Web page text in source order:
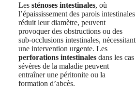
Les sténoses intestinales, où
l’épaississement des parois intestinales
réduit leur diamètre, peuvent
provoquer des obstructions ou des
sub-occlusions intestinales, nécessitant
une intervention urgente. Les
perforations intestinales dans les cas
sévères de la maladie peuvent
entraîner une péritonite ou la
formation d’abcès.